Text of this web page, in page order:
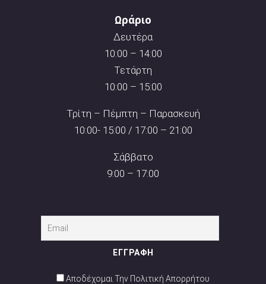
Ωράριο
Δευτέρα
10:00 – 14:00
Τετάρτη
10:00 – 15:00
Τρίτη – Πέμπτη – Παρασκευή
10:00- 15:00 / 17:00 – 21:00
Σάββατο
9:00 – 17:00
Αποδέχομαι Την Πολιτική Απορρήτου